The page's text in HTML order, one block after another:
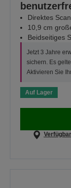
Direktes
10,9 cm
Beidseitiges
Jetzt 3 Jahre
sichern. Es
Aktivieren Sie
Auf Lager